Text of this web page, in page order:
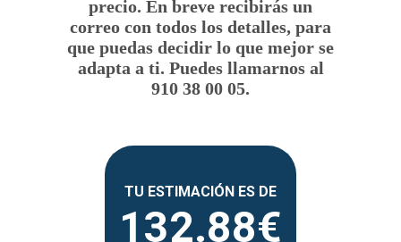
132.88